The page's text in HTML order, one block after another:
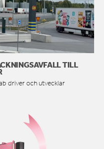
TILL
driver och utvecklar